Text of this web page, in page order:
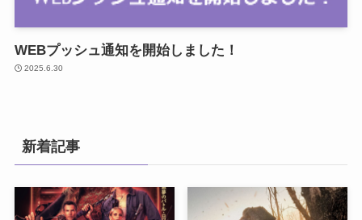
WEBプッシュ通知を開始しました！
2025.6.30
新着記事